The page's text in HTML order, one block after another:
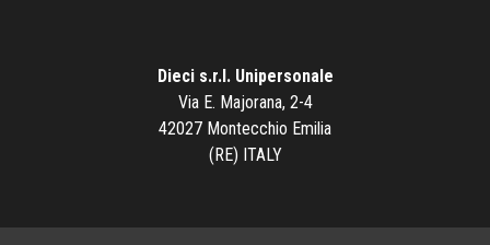
Dieci s.r.l. Unipersonale
Via E. Majorana, 2-4
42027 Montecchio Emilia
(RE) ITALY